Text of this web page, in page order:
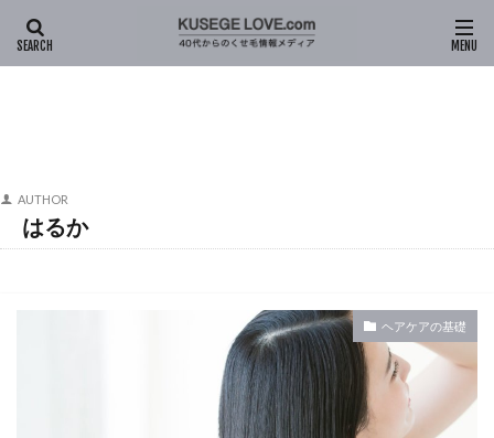
HOME はるか (ページ4)
AUTHOR
はるか
ヘアケアの基礎